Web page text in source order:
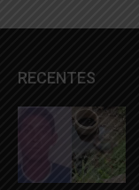
RECENTES